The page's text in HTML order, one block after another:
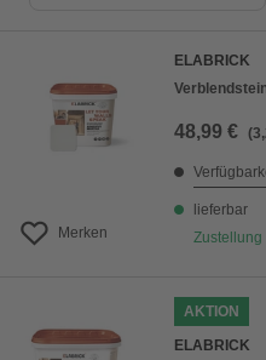
Preis aufsteigend
Preis absteigend
Merken
ELABRICK
48,99 €
lieferbar
Zustellung
AKTION
ELABRICK